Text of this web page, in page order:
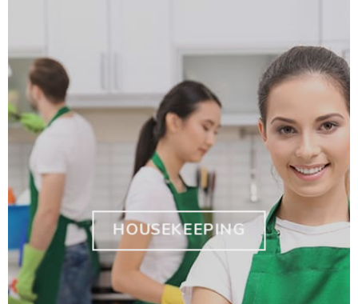
HOUSEKEEPING